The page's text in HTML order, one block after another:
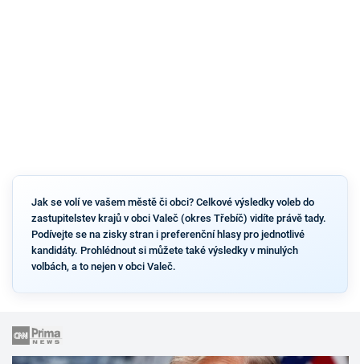
Jak se volí ve vašem městě či obci? Celkové výsledky voleb do
zastupitelstev krajů v obci Valeč (okres Třebíč) vidíte právě tady.
Podívejte se na zisky stran i preferenční hlasy pro jednotlivé
kandidáty. Prohlédnout si můžete také výsledky v minulých
volbách, a to nejen v obci Valeč.